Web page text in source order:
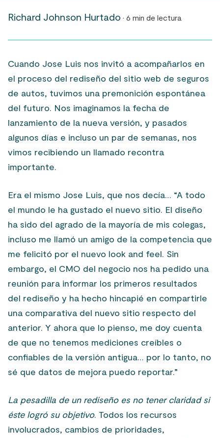
Richard Johnson Hurtado · 6 min de lectura
Cuando Jose Luis nos invitó a acompañarlos en
el proceso del rediseño del sitio web de seguros
de autos, tuvimos una premonición espontánea
del futuro. Nos imaginamos la fecha de
lanzamiento de la nueva versión, y pasados
algunos días e incluso un par de semanas, nos
vimos recibiendo un llamado recontra
importante.
Era el mismo Jose Luis, que nos decía… “A todo
el mundo le ha gustado el nuevo sitio. El diseño
ha sido del agrado de la mayoría de mis colegas,
incluso me llamó un amigo de la competencia que
me felicitó por el nuevo look and feel. Sin
embargo, el CMO del negocio nos ha pedido una
reunión para informar los primeros resultados
del rediseño y ha hecho hincapié en compartirle
una comparativa del nuevo sitio respecto del
anterior. Y ahora que lo pienso, me doy cuenta
de que no tenemos mediciones creíbles o
confiables de la versión antigua… por lo tanto, no
sé que datos de mejora puedo reportar.”
La pesadilla de un rediseño es no tener claridad si
éste logró su objetivo. Todos los recursos
involucrados, cambios de prioridades,